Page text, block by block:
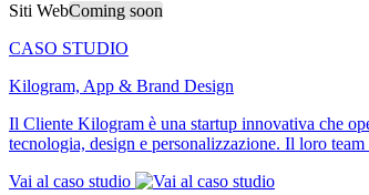
Siti WebComing soon
CASO STUDIO
Kilogram, App & Brand Design
Il Cliente Kilogram è una startup innovativa che
tecnologia, design e personalizzazione. Il loro
Vai al caso studio